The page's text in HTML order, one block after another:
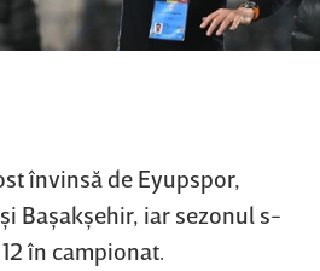
învinsă de Eyupspor,
Başakşehir, iar sezonul s-
în campionat.